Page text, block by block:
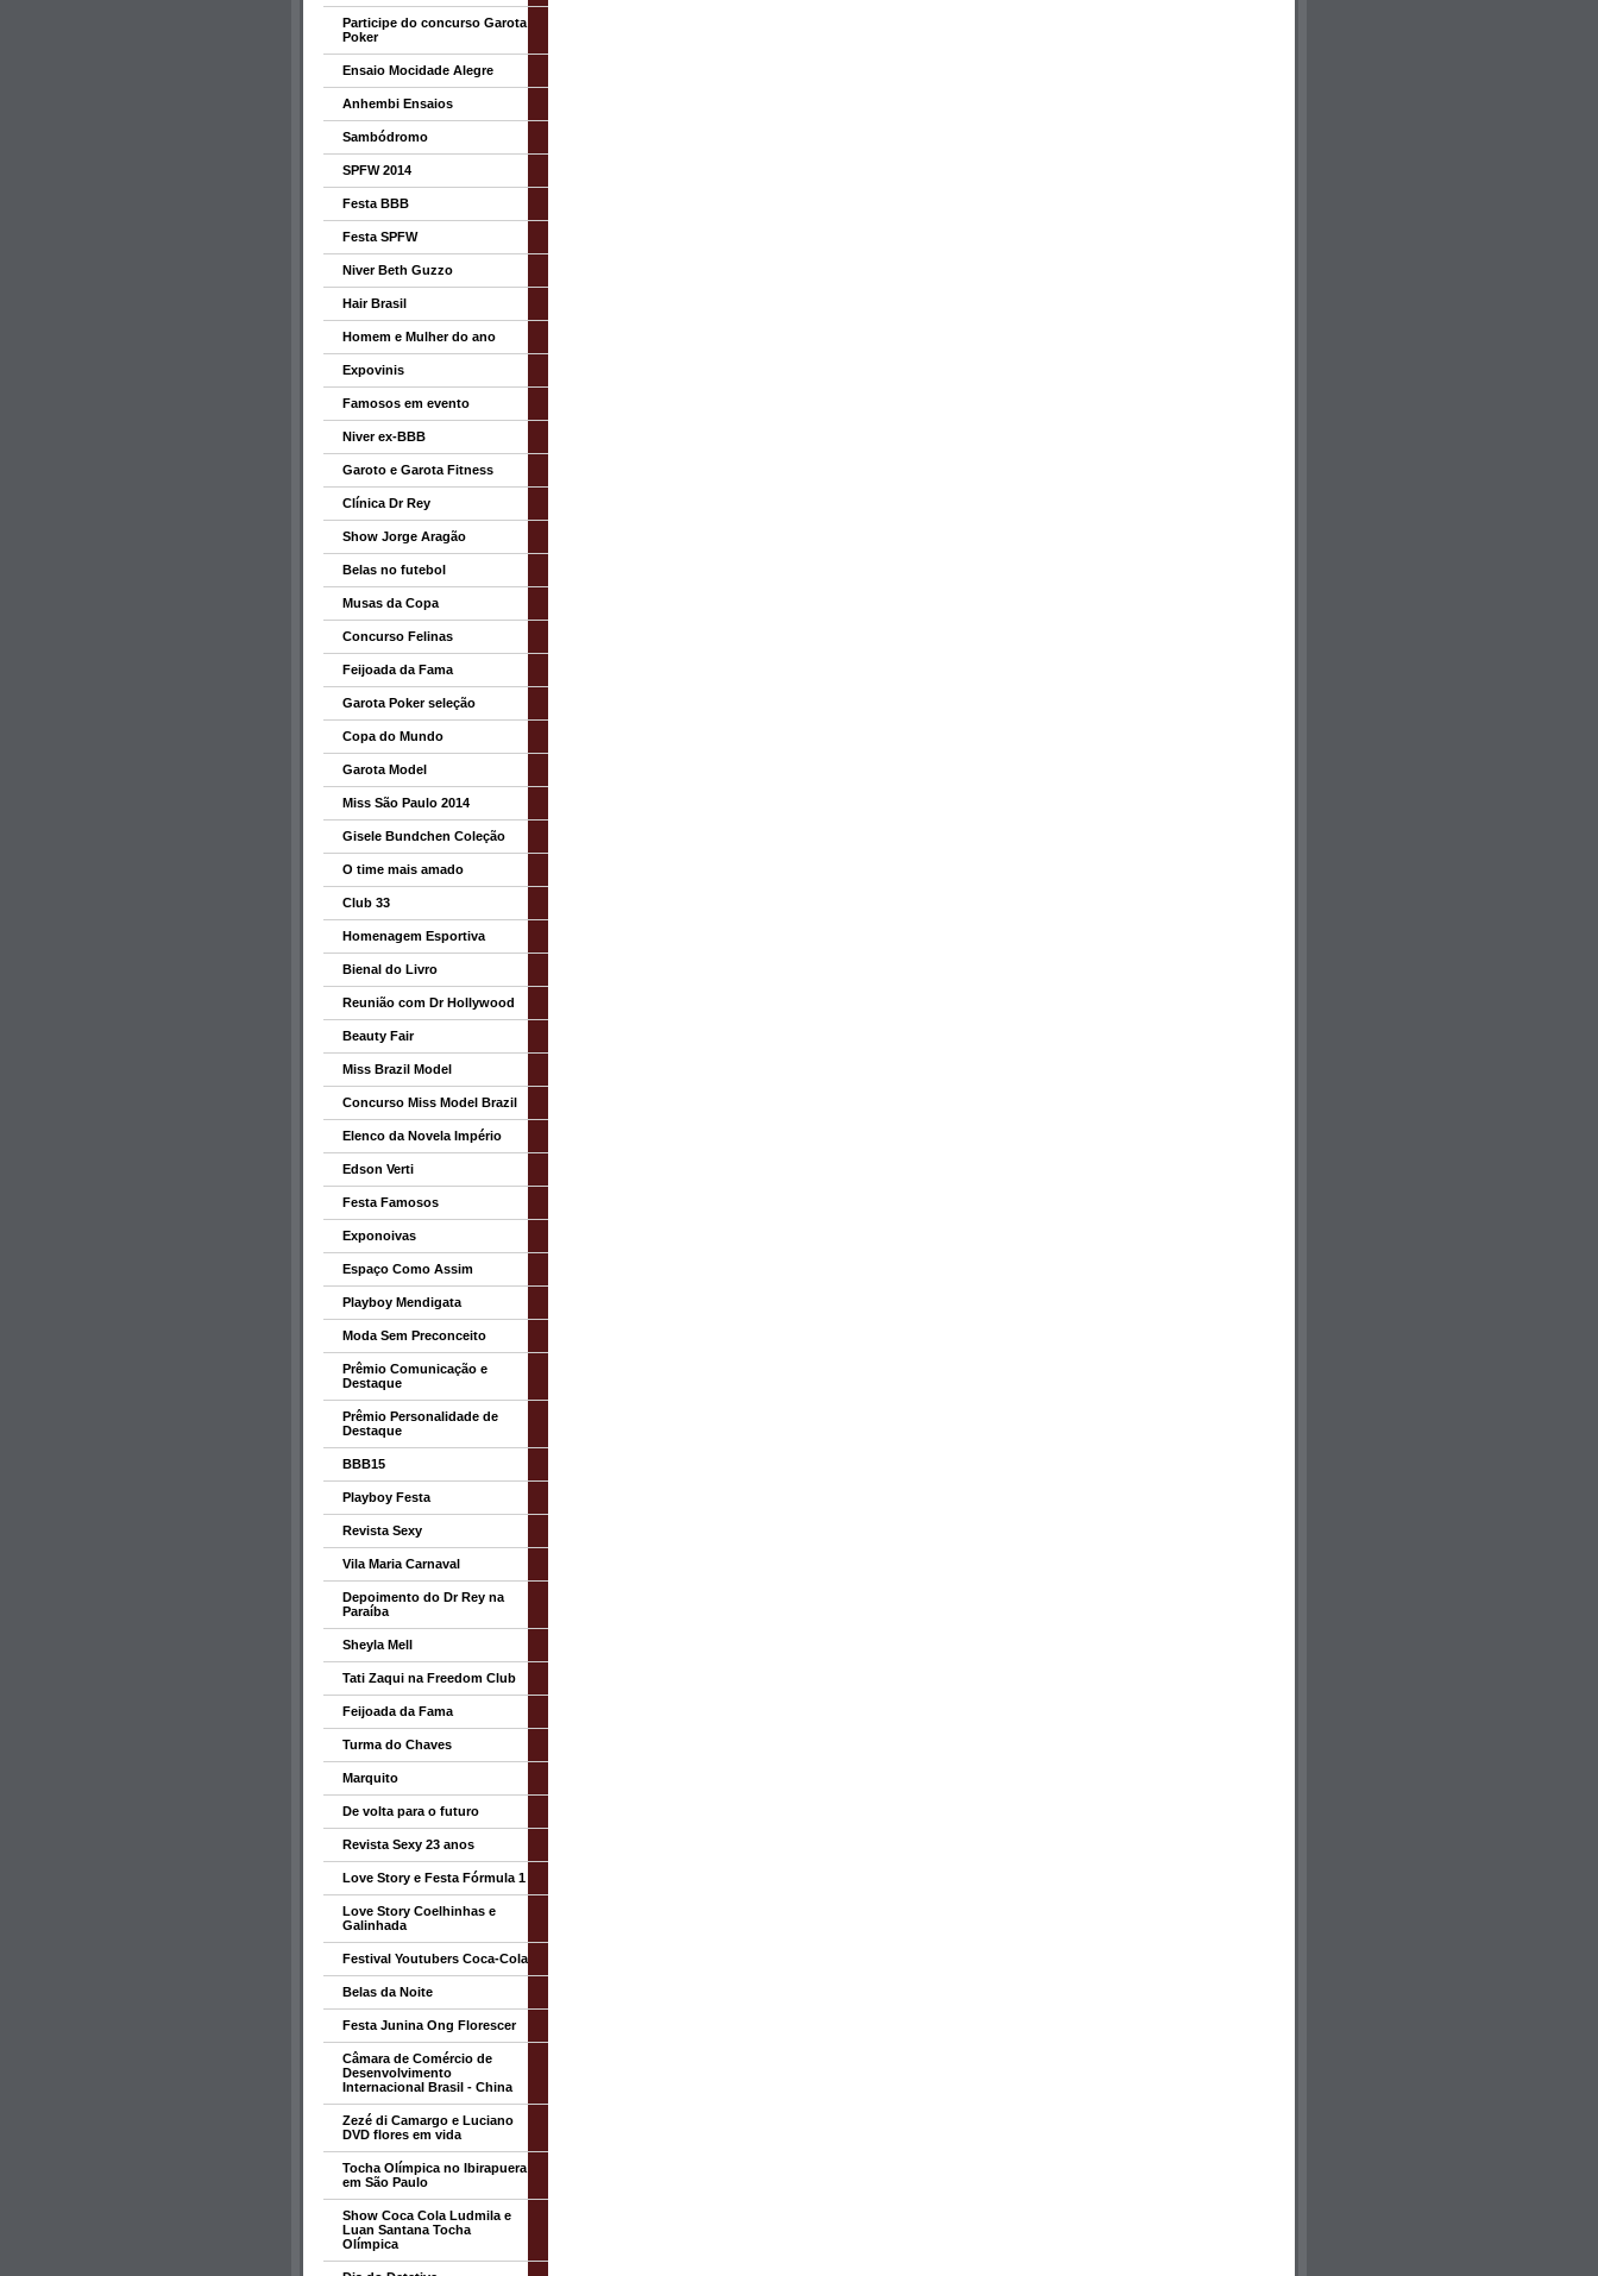
Participe do concurso Garota
Poker
Ensaio Mocidade Alegre
Anhembi Ensaios
Sambódromo
SPFW 2014
Festa BBB
Festa SPFW
Niver Beth Guzzo
Hair Brasil
Homem e Mulher do ano
Expovinis
Famosos em evento
Niver ex-BBB
Garoto e Garota Fitness
Clínica Dr Rey
Show Jorge Aragão
Belas no futebol
Musas da Copa
Concurso Felinas
Feijoada da Fama
Garota Poker seleção
Copa do Mundo
Garota Model
Miss São Paulo 2014
Gisele Bundchen Coleção
O time mais amado
Club 33
Homenagem Esportiva
Bienal do Livro
Reunião com Dr Hollywood
Beauty Fair
Miss Brazil Model
Concurso Miss Model Brazil
Elenco da Novela Império
Edson Verti
Festa Famosos
Exponoivas
Espaço Como Assim
Playboy Mendigata
Moda Sem Preconceito
Prêmio Comunicação e
Destaque
Prêmio Personalidade de
Destaque
BBB15
Playboy Festa
Revista Sexy
Vila Maria Carnaval
Depoimento do Dr Rey na
Paraíba
Sheyla Mell
Tati Zaqui na Freedom Club
Feijoada da Fama
Turma do Chaves
Marquito
De volta para o futuro
Revista Sexy 23 anos
Love Story e Festa Fórmula 1
Love Story Coelhinhas e
Galinhada
Festival Youtubers Coca-Cola
Belas da Noite
Festa Junina Ong Florescer
Câmara de Comércio de
Desenvolvimento
Internacional Brasil - China
Zezé di Camargo e Luciano
DVD flores em vida
Tocha Olímpica no Ibirapuera
em São Paulo
Show Coca Cola Ludmila e
Luan Santana Tocha
Olímpica